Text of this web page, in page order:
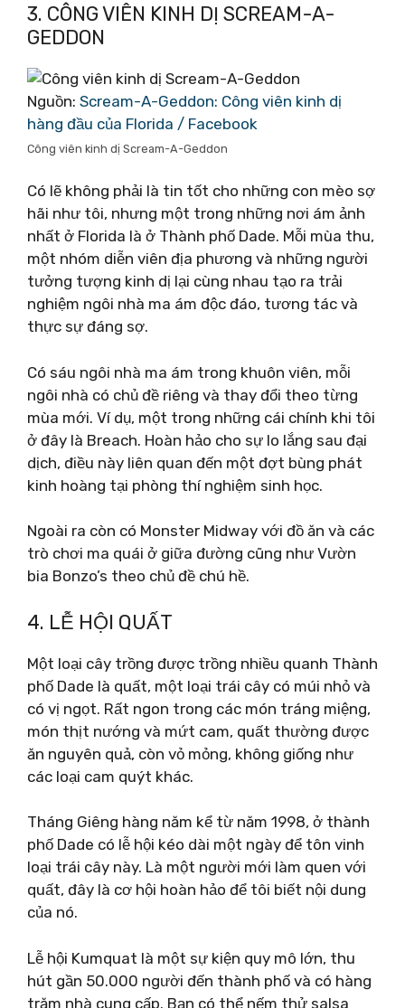
3. CÔNG VIÊN KINH DỊ SCREAM-A-
GEDDON
Nguồn: Scream-A-Geddon: Công viên kinh dị
hàng đầu của Florida / Facebook
Công viên kinh dị Scream-A-Geddon
Có lẽ không phải là tin tốt cho những con mèo sợ
hãi như tôi, nhưng một trong những nơi ám ảnh
nhất ở Florida là ở Thành phố Dade. Mỗi mùa thu,
một nhóm diễn viên địa phương và những người
tưởng tượng kinh dị lại cùng nhau tạo ra trải
nghiệm ngôi nhà ma ám độc đáo, tương tác và
thực sự đáng sợ.
Có sáu ngôi nhà ma ám trong khuôn viên, mỗi
ngôi nhà có chủ đề riêng và thay đổi theo từng
mùa mới. Ví dụ, một trong những cái chính khi tôi
ở đây là Breach. Hoàn hảo cho sự lo lắng sau đại
dịch, điều này liên quan đến một đợt bùng phát
kinh hoàng tại phòng thí nghiệm sinh học.
Ngoài ra còn có Monster Midway với đồ ăn và các
trò chơi ma quái ở giữa đường cũng như Vườn
bia Bonzo’s theo chủ đề chú hề.
4. LỄ HỘI QUẤT
Một loại cây trồng được trồng nhiều quanh Thành
phố Dade là quất, một loại trái cây có múi nhỏ và
có vị ngọt. Rất ngon trong các món tráng miệng,
món thịt nướng và mứt cam, quất thường được
ăn nguyên quả, còn vỏ mỏng, không giống như
các loại cam quýt khác.
Tháng Giêng hàng năm kể từ năm 1998, ở thành
phố Dade có lễ hội kéo dài một ngày để tôn vinh
loại trái cây này. Là một người mới làm quen với
quất, đây là cơ hội hoàn hảo để tôi biết nội dung
của nó.
Lễ hội Kumquat là một sự kiện quy mô lớn, thu
hút gần 50.000 người đến thành phố và có hàng
trăm nhà cung cấp. Bạn có thể nếm thử salsa